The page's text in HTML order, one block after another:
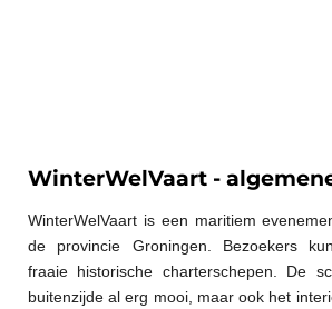
WinterWelVaart -
WinterWelVaart is een maritiem
de provincie Groningen. Bezoekers
fraaie historische charterschepen. De
buitenzijde al erg mooi, maar ook het